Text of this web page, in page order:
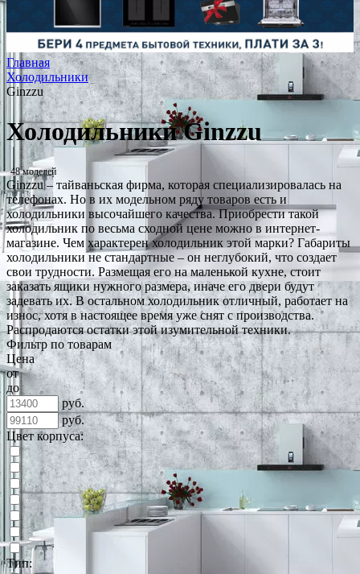
Главная
Холодильники
Ginzzu
Холодильники Ginzzu
48 моделей
Ginzzu – тайваньская фирма, которая специализировалась на
телефонах. Но в их модельном ряду товаров есть и
холодильники высочайшего качества. Приобрести такой
холодильник по весьма сходной цене можно в интернет-
магазине. Чем характерен холодильник этой марки? Габариты
холодильники не стандартные – он неглубокий, что создает
свои трудности. Размещая его на маленькой кухне, стоит
заказать ящики нужного размера, иначе его двери будут
задевать их. В остальном холодильник отличный, работает на
износ, хотя в настоящее время уже снят с производства.
Распродаются остатки этой изумительной техники.
Фильтр по товарам
Цена
от
до
руб.
руб.
Цвет корпуса:
Тип: